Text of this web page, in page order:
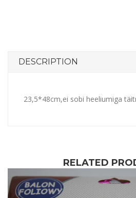
DESCRIPTION
23,5*48cm,ei sobi heeliumiga
RELATED